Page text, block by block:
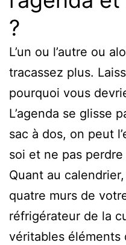
?
L’un ou l’autre ou
tracassez plus.
pourquoi vous
L’agenda se glisse
sac à dos, on peut
soi et ne pas
Quant au
quatre murs de
réfrigérateur de la
véritables éléments